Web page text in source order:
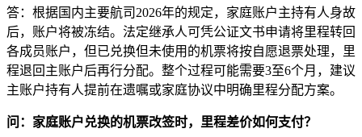
答：根据国内主要航司2026年的规定，家庭账户主持有人身故
后，账户将被冻结。法定继承人可凭公证文书申请将里程转回
各成员账户，但已兑换但未使用的机票将按自愿退票处理，里
程退回主账户后再行分配。整个过程可能需要3至6个月，建议
主账户持有人提前在遗嘱或家庭协议中明确里程分配方案。
问：家庭账户兑换的机票改签时，里程差价如何支付？